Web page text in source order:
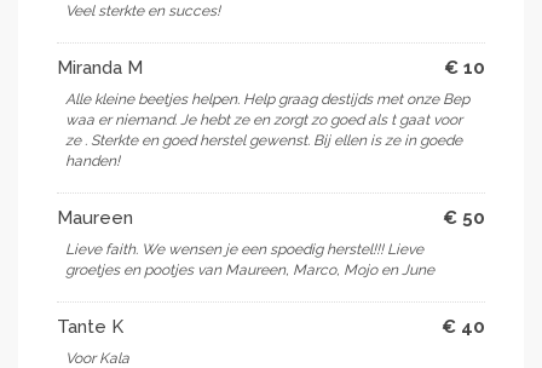
Veel sterkte en succes!
Miranda M € 10
Alle kleine beetjes helpen. Help graag destijds met onze Bep
waa er niemand. Je hebt ze en zorgt zo goed als t gaat voor
ze . Sterkte en goed herstel gewenst. Bij ellen is ze in goede
handen!
Maureen € 50
Lieve faith. We wensen je een spoedig herstel!!! Lieve
groetjes en pootjes van Maureen, Marco, Mojo en June
Tante K € 40
Voor Kala